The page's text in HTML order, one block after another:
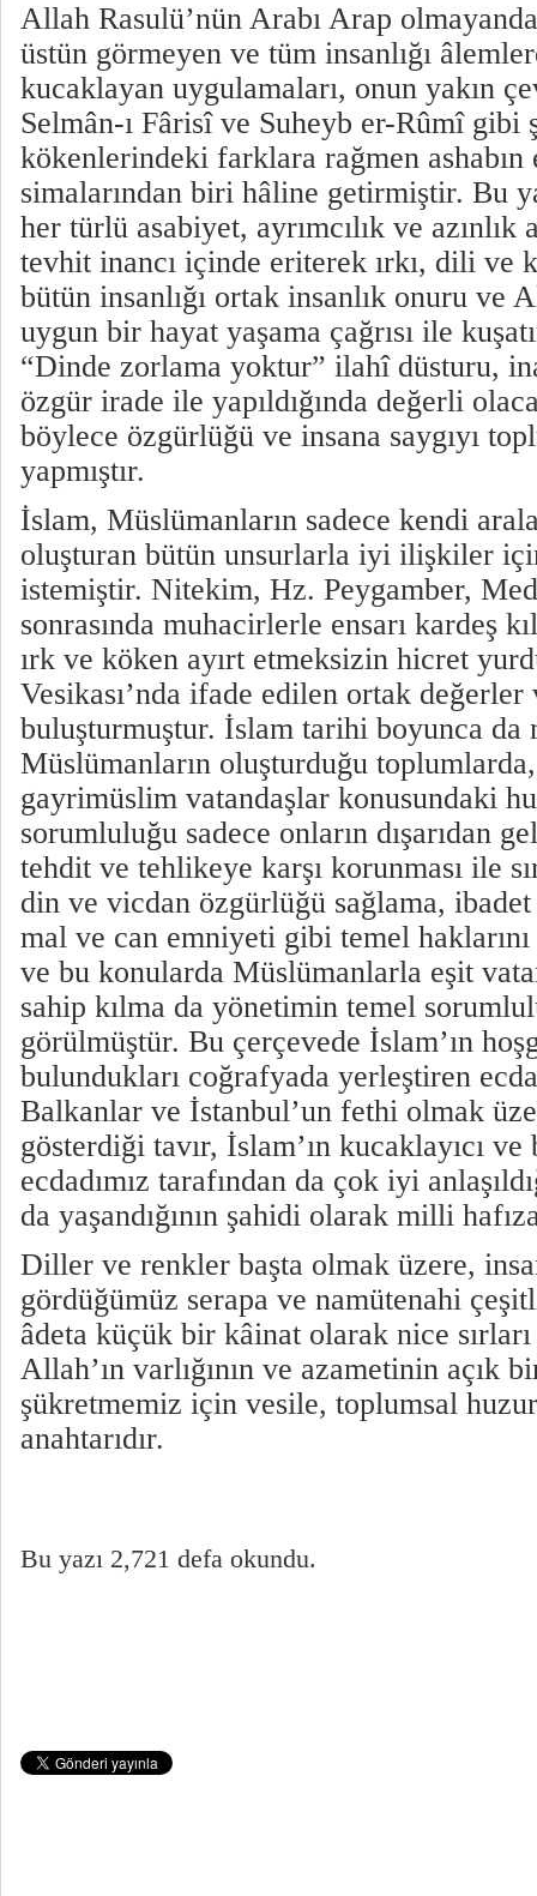
Allah Rasulü’nün Arabı Arap
üstün görmeyen ve tüm insanlığı
kucaklayan uygulamaları, onun yakın
Selmân-ı Fârisî ve Suheyb er-Rûmî gibi
kökenlerindeki farklara rağmen ashabın
simalarından biri hâline getirmiştir. Bu
her türlü asabiyet, ayrımcılık ve azınlık
tevhit inancı içinde eriterek ırkı, dili ve
bütün insanlığı ortak insanlık onuru ve
uygun bir hayat yaşama çağrısı ile
“Dinde zorlama yoktur” ilahî düsturu,
özgür irade ile yapıldığında değerli
böylece özgürlüğü ve insana saygıyı
yapmıştır.
İslam, Müslümanların sadece kendi
oluşturan bütün unsurlarla iyi ilişkiler
istemiştir. Nitekim, Hz. Peygamber,
sonrasında muhacirlerle ensarı kardeş
ırk ve köken ayırt etmeksizin hicret
Vesikası’nda ifade edilen ortak
buluşturmuştur. İslam tarihi boyunca da
Müslümanların oluşturduğu
gayrimüslim vatandaşlar konusundaki
sorumluluğu sadece onların dışarıdan
tehdit ve tehlikeye karşı korunması ile
din ve vicdan özgürlüğü sağlama,
mal ve can emniyeti gibi temel
ve bu konularda Müslümanlarla eşit
sahip kılma da yönetimin temel
görülmüştür. Bu çerçevede İslam’ın
bulundukları coğrafyada yerleştiren
Balkanlar ve İstanbul’un fethi olmak
gösterdiği tavır, İslam’ın kucaklayıcı ve
ecdadımız tarafından da çok iyi
da yaşandığının şahidi olarak milli
Diller ve renkler başta olmak üzere,
gördüğümüz serapa ve namütenahi
âdeta küçük bir kâinat olarak nice
Allah’ın varlığının ve azametinin açık
şükretmemiz için vesile, toplumsal huzur
anahtarıdır.
Bu yazı 2,721 defa okundu.